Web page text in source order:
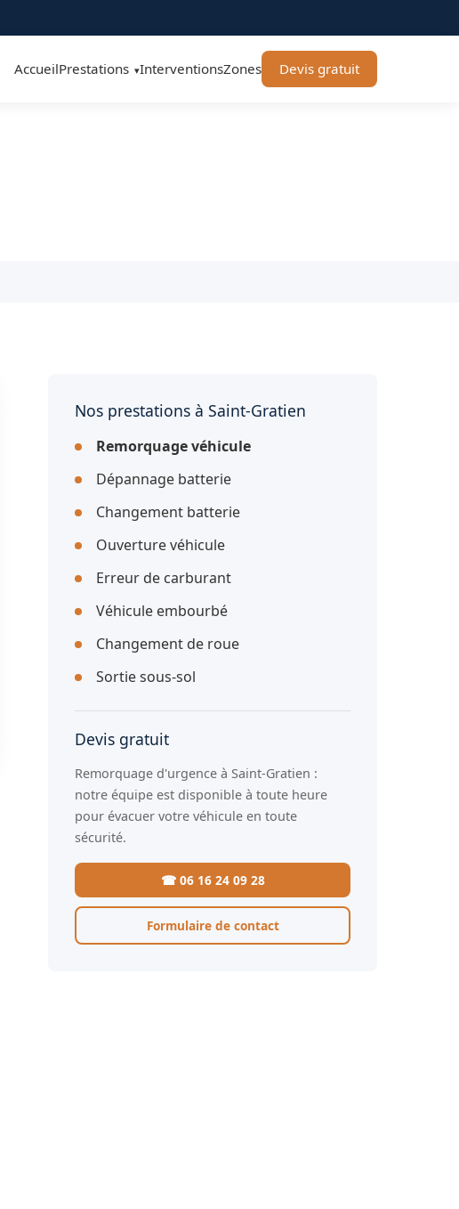
AccueilPrestations ▾InterventionsZones Devis gratuit
Nos prestations à Saint-Gratien
Remorquage véhicule
Dépannage batterie
Changement batterie
Ouverture véhicule
Erreur de carburant
Véhicule embourbé
Changement de roue
Sortie sous-sol
Devis gratuit
Remorquage d'urgence à Saint-Gratien :
notre équipe est disponible à toute heure
pour évacuer votre véhicule en toute
sécurité.
☎ 06 16 24 09 28
Formulaire de contact